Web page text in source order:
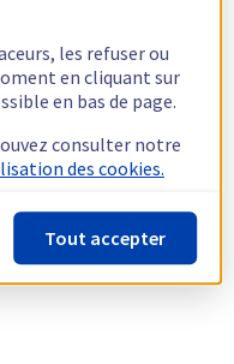
les refuser ou
en cliquant sur
en bas de page.
consulter notre
des cookies.
Tout accepter